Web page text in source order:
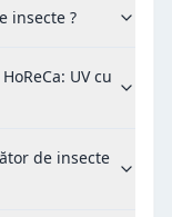
insecte ?
UV cu
de insecte